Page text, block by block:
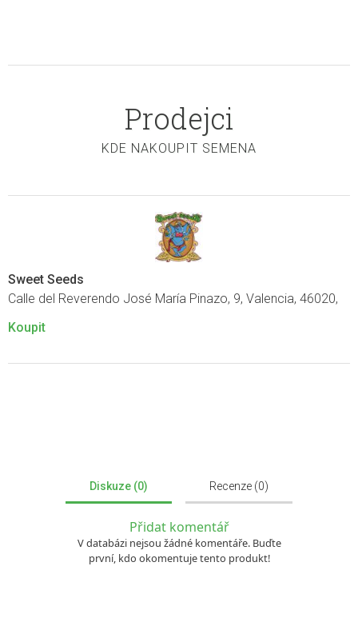
Prodejci
KDE NAKOUPIT SEMENA
Sweet Seeds
Calle del Reverendo José María Pinazo, 9, Valencia, 46020,
Koupit
Diskuze (0) Recenze (0)
Přidat komentář
V databázi nejsou žádné komentáře. Buďte
první, kdo okomentuje tento produkt!